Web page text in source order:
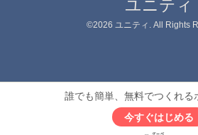
ユニティ
©2026 ユニティ . All Rights
誰でも簡単、無料でつくれる
今すぐはじめる